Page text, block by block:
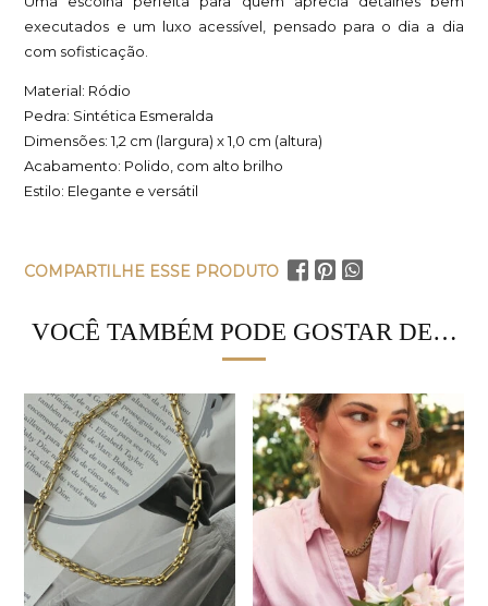
executados e um luxo acessível, pensado para o dia a dia
com sofisticação.
Material: Ródio
Pedra: Sintética Esmeralda
Dimensões: 1,2 cm (largura) x 1,0 cm (altura)
Acabamento: Polido, com alto brilho
Estilo: Elegante e versátil
COMPARTILHE ESSE PRODUTO
VOCÊ TAMBÉM PODE GOSTAR DE…